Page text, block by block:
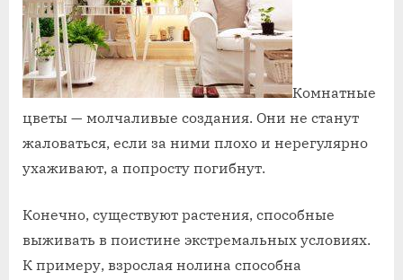
Комнатные
цветы — молчаливые создания. Они не станут
жаловаться, если за ними плохо и нерегулярно
ухаживают, а попросту погибнут.
Конечно, существуют растения, способные
выживать в поистине экстремальных условиях.
К примеру, взрослая нолина способна